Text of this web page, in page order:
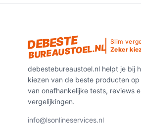
DEBESTE
BUREAUSTOEL.NL
Slim
Zeker
debestebureaustoel.nl helpt je bij
kiezen van de beste producten op
van onafhankelijke tests, reviews
vergelijkingen.
info@lsonlineservices.nl